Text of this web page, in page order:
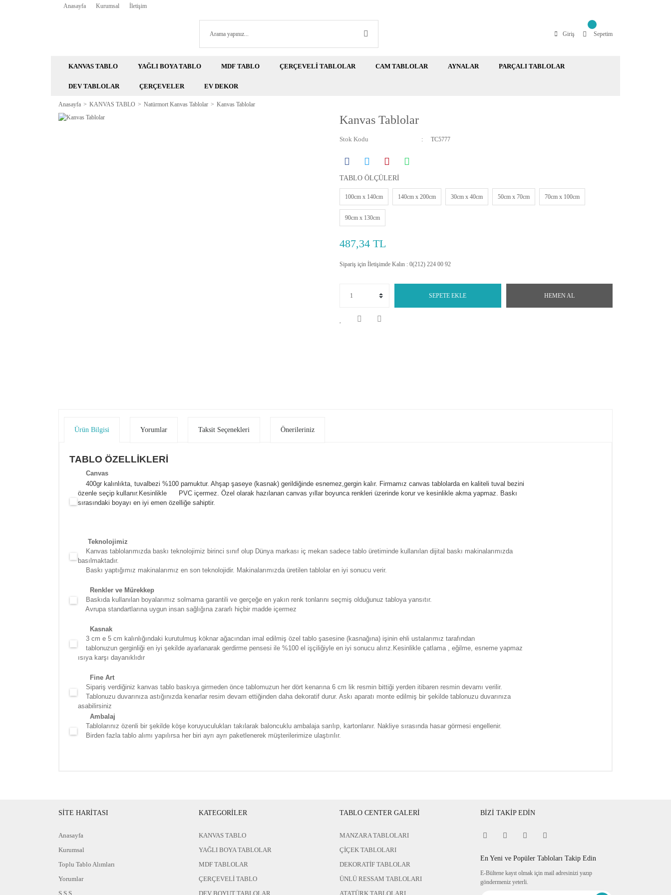
Anasayfa Kurumsal İletişim
Giriş Sepetim
KANVAS TABLO YAĞLI BOYA TABLO MDF TABLO ÇERÇEVELİ TABLOLAR CAM TABLOLAR AYNALAR PARÇALI TABLOLAR
DEV TABLOLAR ÇERÇEVELER EV DEKOR
Anasayfa KANVAS TABLO Natürmort Kanvas Tablolar Kanvas Tablolar
Kanvas Tablolar
Stok Kodu TC5777
TABLO ÖLÇÜLERİ
100cm x 140cm 140cm x 200cm 30cm x 40cm 50cm x 70cm 70cm x 100cm
90cm x 130cm
487,34 TL
Sipariş için İletişimde Kalın : 0(212) 224 00 92
SEPETE EKLE HEMEN AL
Ürün Bilgisi Yorumlar Taksit Seçenekleri Önerileriniz
TABLO ÖZELLİKLERİ
Canvas
400gr kalınlıkta, tuvalbezi %100 pamuktur. Ahşap şaseye (kasnak) gerildiğinde esnemez,gergin kalır. Firmamız canvas tablolarda en kaliteli tuval bezini
özenle seçip kullanır. Kesinlikle PVC içermez. Özel olarak hazılanan canvas yıllar boyunca renkleri üzerinde korur ve kesinlikle akma yapmaz. Baskı
sırasındaki boyayı en iyi emen özelliğe sahiptir.
Teknolojimiz
Kanvas tablolarımızda baskı teknolojimiz birinci sınıf olup Dünya markası iç mekan sadece tablo üretiminde kullanılan dijital baskı makinalarımızda
basılmaktadır.
Baskı yaptığımız makinalarımız en son teknolojidir. Makinalarımızda üretilen tablolar en iyi sonucu verir.
Renkler ve Mürekkep
Baskıda kullanılan boyalarımız solmama garantili ve gerçeğe en yakın renk tonlarını seçmiş olduğunuz tabloya yansıtır.
Avrupa standartlarına uygun insan sağlığına zararlı hiçbir madde içermez
Kasnak
3 cm e 5 cm kalınlığındaki kurutulmuş köknar ağacından imal edilmiş özel tablo şasesine (kasnağına) işinin ehli ustalarımız tarafından
tablonuzun gerginliği en iyi şekilde ayarlanarak gerdirme pensesi ile %100 el işçiliğiyle en iyi sonucu alırız.Kesinlikle çatlama , eğilme, esneme yapmaz
ısıya karşı dayanıklıdır
Fine Art
Sipariş verdiğiniz kanvas tablo baskıya girmeden önce tablomuzun her dört kenarına 6 cm lik resmin bittiği yerden itibaren resmin devamı verilir.
Tablonuzu duvarınıza astığınızda kenarlar resim devam ettiğinden daha dekoratif durur. Askı aparatı monte edilmiş bir şekilde tablonuzu duvarınıza
asabilirsiniz
Ambalaj
Tablolarınız özenli bir şekilde köşe koruyuculukları takılarak baloncuklu ambalaja sarılıp, kartonlanır. Nakliye sırasında hasar görmesi engellenir.
Birden fazla tablo alımı yapılırsa her biri ayrı ayrı paketlenerek müşterilerimize ulaştırılır.
SİTE HARİTASI
Anasayfa
Kurumsal
Toplu Tablo Alımları
Yorumlar
S.S.S
KATEGORİLER
KANVAS TABLO
YAĞLI BOYA TABLOLAR
MDF TABLOLAR
ÇERÇEVELİ TABLO
DEV BOYUT TABLOLAR
TABLO CENTER GALERİ
MANZARA TABLOLARI
ÇİÇEK TABLOLARI
DEKORATİF TABLOLAR
ÜNLÜ RESSAM TABLOLARI
ATATÜRK TABLOLARI
BİZİ TAKİP EDİN
En Yeni ve Popüler Tabloları Takip Edin
E-Bültene kayıt olmak için mail adresinizi yazıp
göndermeniz yeterli.